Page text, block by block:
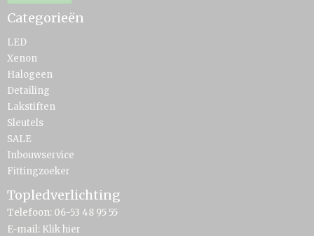
Categorieën
LED
Xenon
Halogeen
Detailing
Lakstiften
Sleutels
SALE
Inbouwservice
Fittingzoeker
Topledverlichting
Telefoon: 06-53 48 95 55
E-mail: Klik hier